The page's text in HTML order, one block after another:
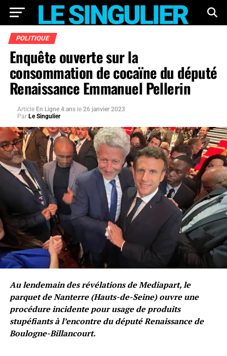
POLITIQUE
Enquête ouverte sur la
consommation de cocaïne du député
Renaissance Emmanuel Pellerin
Article En Ligne 4 ans le 26 janvier 2023
Par Le Singulier
Au lendemain des révélations de Mediapart, le
parquet de Nanterre (Hauts-de-Seine) ouvre une
procédure incidente pour usage de produits
stupéfiants à l’encontre du député Renaissance de
Boulogne-Billancourt.